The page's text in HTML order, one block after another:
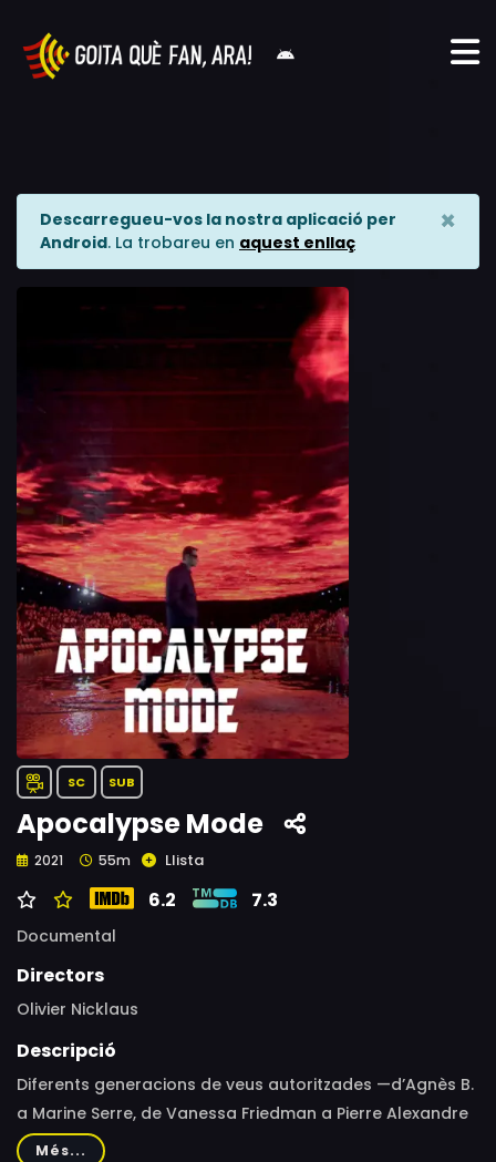
Descarregueu-vos la nostra aplicació per
Android. La trobareu en aquest enllaç
×
SC SUB
Apocalypse Mode
2021 55m Llista
6.2 7.3
Documental
Directors
Olivier Nicklaus
Descripció
Diferents generacions de veus autoritzades —d’Agnès B.
a Marine Serre, de Vanessa Friedman a Pierre Alexandre
M’Pelé, de Karl Lagerfeld a Alessandro Michele— posen
Més...